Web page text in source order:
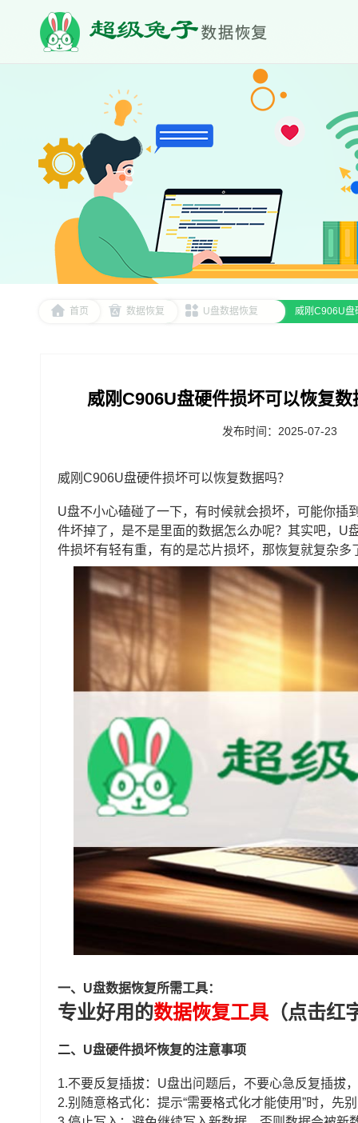
首页 数据恢复 U盘数据恢复 威刚C906U盘
威刚C906U盘硬件损坏可以恢复
发布时间：2025-07-23
威刚C906U盘硬件损坏可以恢复数据吗？
U盘不小心磕碰了一下，有时候就会损坏，可能你插
件坏掉了，是不是里面的数据怎么办呢？其实吧，U
件损坏有轻有重，有的是芯片损坏，那恢复就复杂
一、U盘数据恢复所需工具：
专业好用的数据恢复工具 （点击红
二、U盘硬件损坏恢复的注意事项
1.不要反复插拔：U盘出问题后，不要心急反复插拔
2.别随意格式化：提示“需要格式化才能使用”时，先